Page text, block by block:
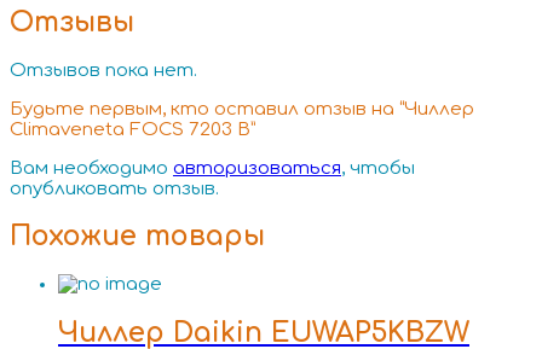
Отзывы
Отзывов пока нет.
Будьте первым, кто оставил отзыв на “Чиллер
Climaveneta FOCS 7203 B”
Вам необходимо авторизоваться, чтобы
опубликовать отзыв.
Похожие товары
Чиллер Daikin EUWAP5KBZW